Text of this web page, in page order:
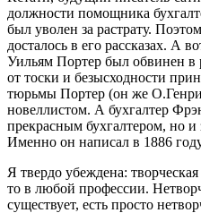
должности помощника
был уволен за растрату.
досталось в его рассказах. А
Уильям Портер был обвинен в
от тоски и безысходности
тюрьмы Портер (он же
новеллистом. А бухгалтер
прекрасным бухгалтером, но
Именно он написал в 1886
Я твердо убеждена:
то в любой профессии.
существует, есть просто